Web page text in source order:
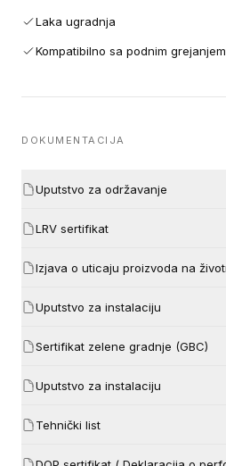
Laka ugradnja
Kompatibilno sa podnim grejanjem
DOKUMENTACIJA
Uputstvo za održavanje
LRV sertifikat
Izjava o uticaju proizvoda na
Uputstvo za instalaciju
Sertifikat zelene gradnje (GBC)
Uputstvo za instalaciju
Tehnički list